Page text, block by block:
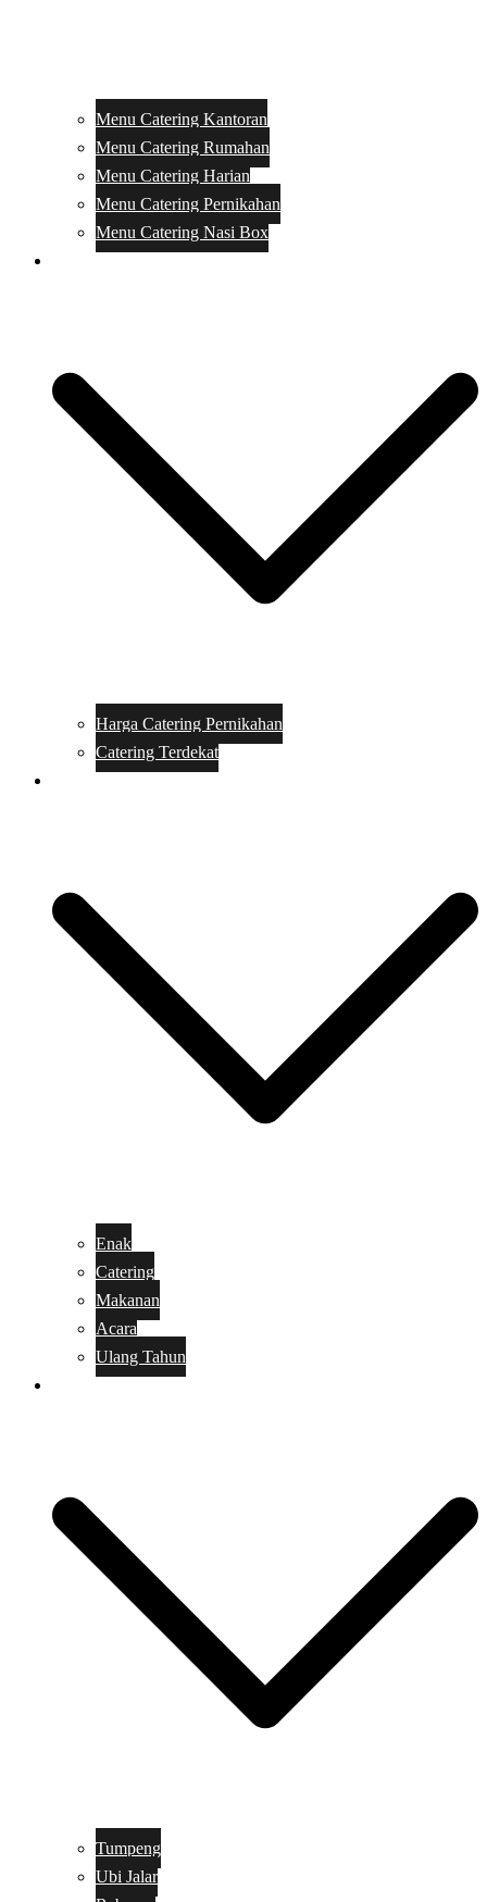
Menu Catering Kantoran
Menu Catering Rumahan
Menu Catering Harian
Menu Catering Pernikahan
Menu Catering Nasi Box
Harga Catering Pernikahan
Catering Terdekat
Enak
Catering
Makanan
Acara
Ulang Tahun
Tumpeng
Ubi Jalar